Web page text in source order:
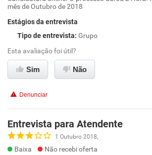
mês de Outubro de 2018
Estágios da entrevista
Tipo de entrevista: Grupo
Esta avaliação foi útil?
Sim Não
Denunciar
Entrevista para Atendente
1 Outubro 2018,
Baixa Não recebi oferta